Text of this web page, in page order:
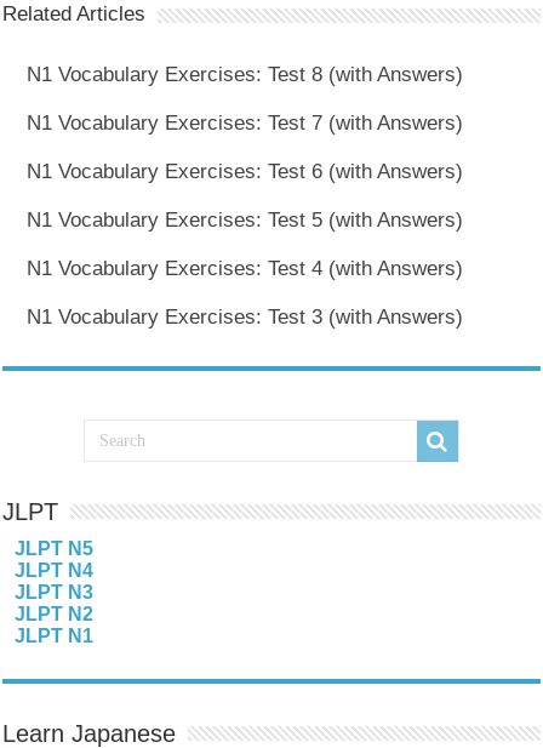
Related Articles
N1 Vocabulary Exercises: Test 8 (with Answers)
N1 Vocabulary Exercises: Test 7 (with Answers)
N1 Vocabulary Exercises: Test 6 (with Answers)
N1 Vocabulary Exercises: Test 5 (with Answers)
N1 Vocabulary Exercises: Test 4 (with Answers)
N1 Vocabulary Exercises: Test 3 (with Answers)
JLPT
JLPT N5
JLPT N4
JLPT N3
JLPT N2
JLPT N1
Learn Japanese